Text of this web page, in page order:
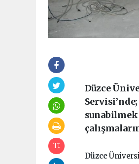
Düzce
sunabilmek
Düzce